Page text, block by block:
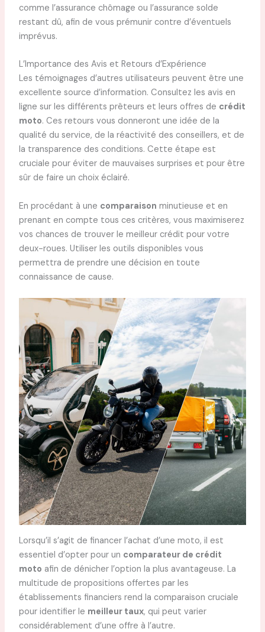
comme l’assurance chômage ou l’assurance solde
restant dû, afin de vous prémunir contre d’éventuels
imprévus.
L’Importance des Avis et Retours d’Expérience
Les témoignages d’autres utilisateurs peuvent être une
excellente source d’information. Consultez les avis en
ligne sur les différents prêteurs et leurs offres de crédit
moto. Ces retours vous donneront une idée de la
qualité du service, de la réactivité des conseillers, et de
la transparence des conditions. Cette étape est
cruciale pour éviter de mauvaises surprises et pour être
sûr de faire un choix éclairé.
En procédant à une comparaison minutieuse et en
prenant en compte tous ces critères, vous maximiserez
vos chances de trouver le meilleur crédit pour votre
deux-roues. Utiliser les outils disponibles vous
permettra de prendre une décision en toute
connaissance de cause.
Lorsqu’il s’agit de financer l’achat d’une moto, il est
essentiel d’opter pour un comparateur de crédit
moto afin de dénicher l’option la plus avantageuse. La
multitude de propositions offertes par les
établissements financiers rend la comparaison cruciale
pour identifier le meilleur taux, qui peut varier
considérablement d’une offre à l’autre.